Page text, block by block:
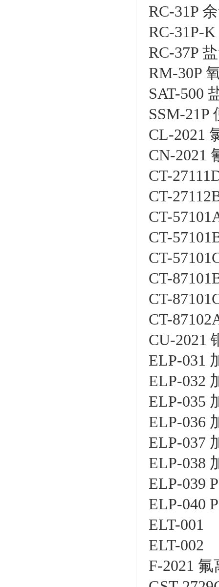
RC-31P
RC-31P-
RC-37P
RM-30P
SAT-500
SSM-21P
CL-2021
CN-2021
CT-
CT-
CT-
CT-
CT-
CT-
CT-
CT-
CU-2021
ELP-031
ELP-032
ELP-035
ELP-036
ELP-037
ELP-038
ELP-039
ELP-040
ELT-001
ELT-002
F-2021